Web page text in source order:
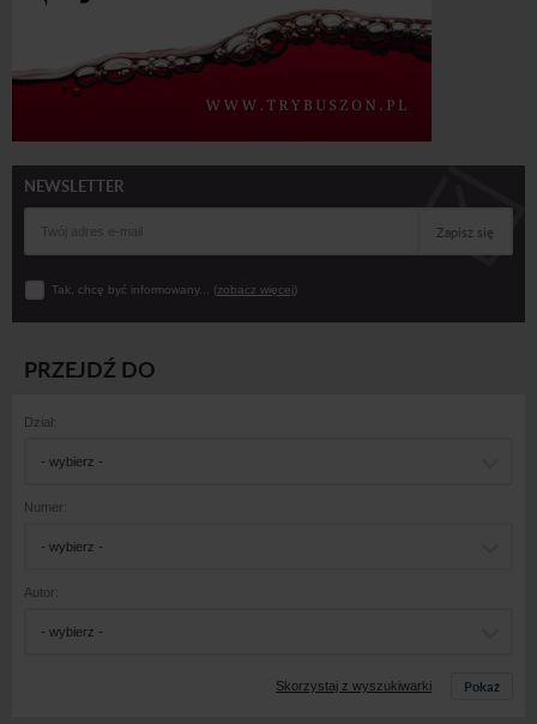
NEWSLETTER
Zapisz się
Tak, chcę być informowany... (zobacz więcej)
PRZEJDŹ DO
Dział:
- wybierz -
Numer:
- wybierz -
Autor:
- wybierz -
Skorzystaj z wyszukiwarki Pokaż